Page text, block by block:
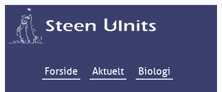
Hop til indhold
Forside Aktuelt Biologi